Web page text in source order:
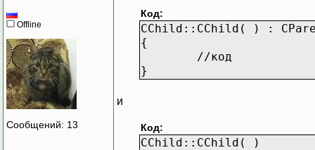
Offline
Сообщений: 13
Код:
CChild::CChild( ) :
{
//код
}
и
Код:
CChild::CChild( )